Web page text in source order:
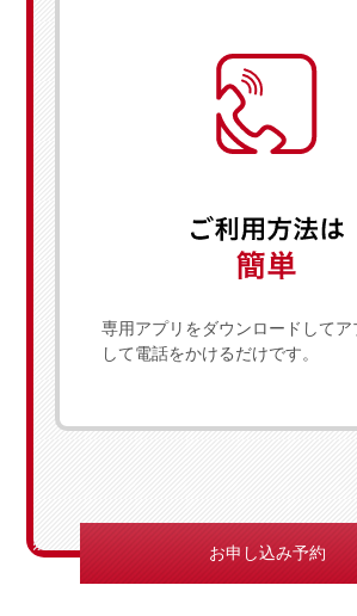
専用アプリをダウンロードしてア
して電話をかけるだけです。
お申し込み予約